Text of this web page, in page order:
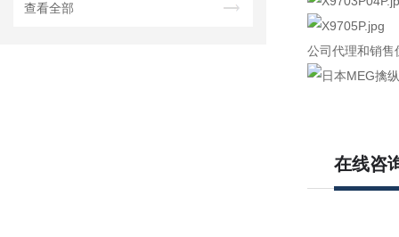
查看全部
公司代理和销售
在线咨